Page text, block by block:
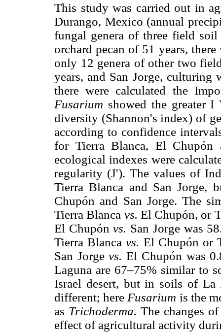
This study was carried out in
Durango, Mexico (annual
fungal genera of three field
orchard pecan of 51 years,
only 12 genera of other two
years, and San Jorge,
there were calculated the
Fusarium showed the greater
diversity (Shannon's index) of
according to confidence
for Tierra Blanca, El Chupón
ecological indexes were
regularity (J'). The values of
Tierra Blanca and San Jorge,
Chupón and San Jorge. The
Tierra Blanca vs. El Chupón, or
El Chupónvs. San Jorge was
Tierra Blancavs. El Chupón or
San Jorgevs.El Chupón was
Laguna are 67–75% similar to
Israel desert, but in soils of La
different; here Fusarium is the
as Trichoderma. The changes
effect of agricultural activity